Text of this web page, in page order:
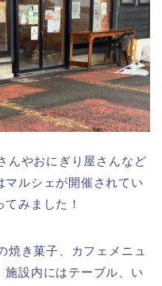
んやおにぎり屋さんなど
マルシェが開催されてい
みました！
焼き菓子、カフェメニュ
施設内にはテーブル、い